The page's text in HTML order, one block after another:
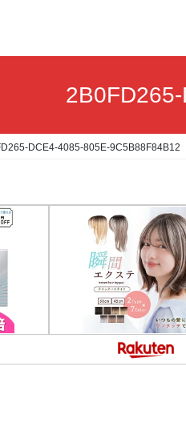
DCE4-4085-805E-9C5B88F84B12